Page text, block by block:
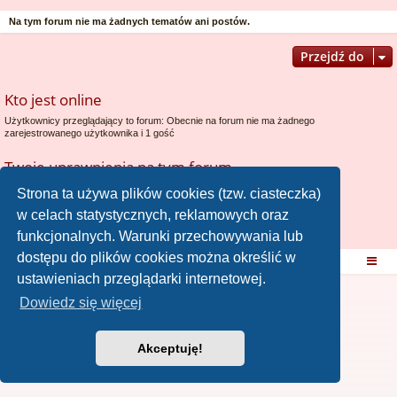
Strona ta używa plików cookies (tzw. ciasteczka)
w celach statystycznych, reklamowych oraz
funkcjonalnych. Warunki przechowywania lub
dostępu do plików cookies można określić w
ustawieniach przeglądarki internetowej.
Dowiedz się więcej
Akceptuję!
Na tym forum nie ma żadnych tematów ani postów.
Przejdź do
Kto jest online
Użytkownicy przeglądający to forum: Obecnie na forum nie ma żadnego
zarejestrowanego użytkownika i 1 gość
Twoje uprawnienia na tym forum
Nie możesz
tworzyć nowych tematów
Nie możesz odpowiadać w tematach
Nie możeszzmieniać swoich postów
usuwać swoich postów
Nie możeszdodawać załączników
Strona domowa Strona główna